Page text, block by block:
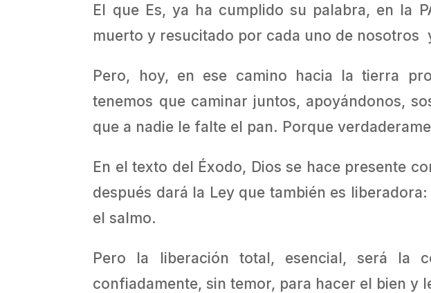
El que Es, ya ha cumplido su palabra, en la
muerto y resucitado por cada uno de
Pero, hoy, en ese camino hacia la tierra
tenemos que caminar juntos, apoyándonos,
que a nadie le falte el pan. Porque
En el texto del Éxodo, Dios se hace presente
después dará la Ley que también es
el salmo.
Pero la liberación total, esencial, será la
confiadamente, sin temor, para hacer el bien y